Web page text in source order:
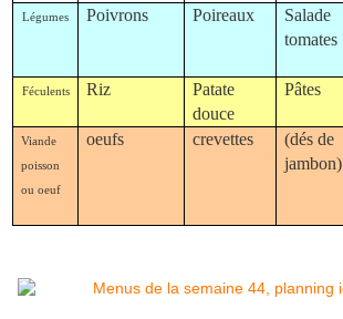
Légumes Poivrons Poireaux
Salade
tomates
Féculents Riz
Patate
douce
Pâtes
Viande
poisson
ou oeuf
oeufs crevettes
(dés de
jambon)